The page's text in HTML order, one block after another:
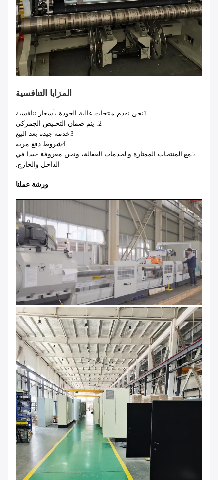
المزايا التنافسية
1نحن نقدم منتجات عالية الجودة بأسعار تنافسية
2. يتم ضمان التخليص الجمركي
3خدمة جيدة بعد البيع
4شروط دفع مرنة
5مع المنتجات الممتازة والخدمات الفعالة، ونحن معروفة جيدا في
الداخل والخارج.
ورشة عملنا